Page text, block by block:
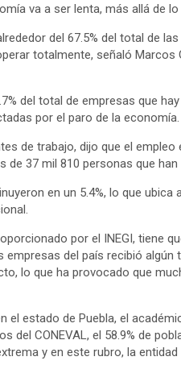
va a ser lenta, más allá de
del 67.5% del total de
totalmente, señaló
del total de empresas que
por el paro de la economía.
de trabajo, dijo que el
37 mil 810 personas que
en un 5.4%, lo que
por el INEGI, tiene
del país recibió algún
lo que ha provocado que
el estado de Puebla, el
del CONEVAL, el 58.9% de
y en este rubro, la